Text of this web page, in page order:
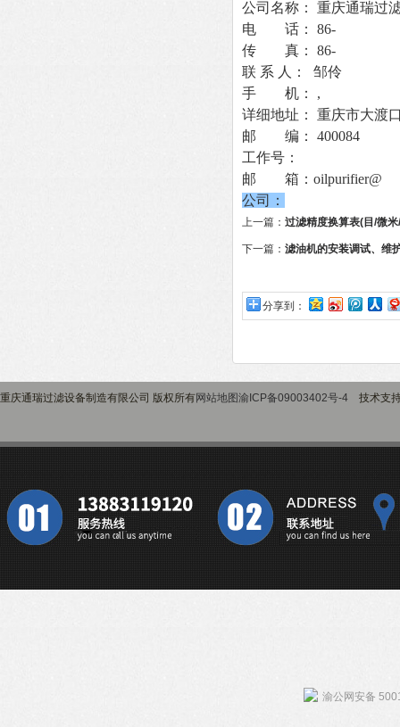
公司名称： 重庆通瑞过
电 话： 86-
传 真： 86-
联 系 人： 邹伶
手 机： ,
详细地址： 重庆市大渡
邮 编： 400084
工作号：
邮 箱：oilpurifier@
公司：
上一篇： 过滤精度换算表(目/微
下一篇： 滤油机的安装调试、维
分享到：
重庆通瑞过滤设备制造有限公司 版权所有网站地图渝ICP备09003402号-4 技术支
渝公网安备